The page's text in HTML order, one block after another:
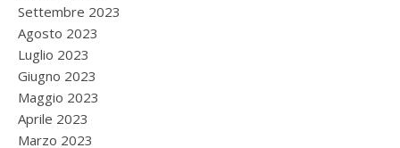
Settembre 2023
Agosto 2023
Luglio 2023
Giugno 2023
Maggio 2023
Aprile 2023
Marzo 2023